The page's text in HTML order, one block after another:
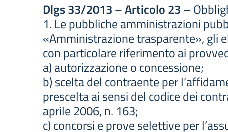
Dlgs 33/2013 – Articolo 23–
1. Le pubbliche amministrazioni
«Amministrazione trasparente», gli
con particolare riferimento ai
a) autorizzazione o concessione;
b) scelta del contraente per
prescelta ai sensi del codice dei
aprile 2006, n. 163;
c) concorsi e prove selettive per